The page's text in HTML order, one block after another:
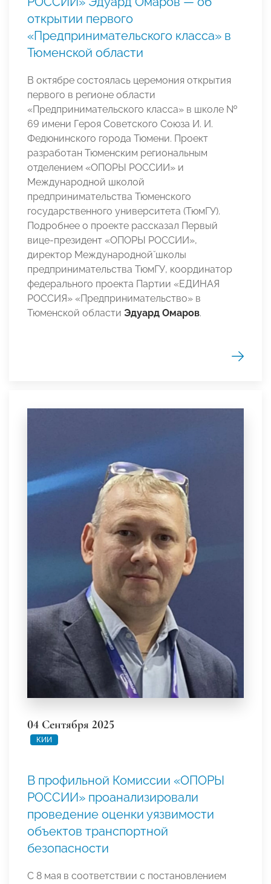
открытии первого
«Предпринимательского класса» в
Тюменской области
В октябре состоялась церемония открытия
первого в регионе области
«Предпринимательского класса» в школе №
69 имени Героя Советского Союза И. И.
Федюнинского города Тюмени. Проект
разработан Тюменским региональным
отделением «ОПОРЫ РОССИИ» и
Международной школой
предпринимательства Тюменского
государственного университета (ТюмГУ).
Подробнее о проекте рассказал Первый
вице-президент «ОПОРЫ РОССИИ»,
директор Международной̆ школы
предпринимательства ТюмГУ, координатор
федерального проекта Партии «ЕДИНАЯ
РОССИЯ» «Предпринимательство» в
Тюменской области Эдуард Омаров.
04 Сентября 2025
КИИ
В профильной Комиссии «ОПОРЫ
РОССИИ» проанализировали
проведение оценки уязвимости
объектов транспортной
безопасности
С 8 мая в соответствии с постановлением